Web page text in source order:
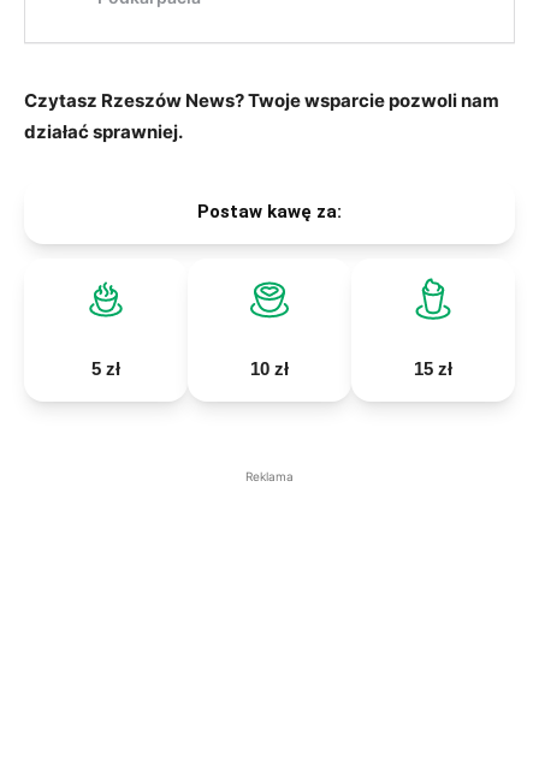
Czytasz Rzeszów News? Twoje wsparcie pozwoli nam
działać sprawniej.
Postaw kawę za:
5 zł 10 zł 15 zł
Reklama